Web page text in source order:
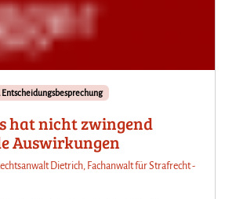
hat nicht zwingend
Auswirkungen
Dietrich, Fachanwalt für Strafrecht -